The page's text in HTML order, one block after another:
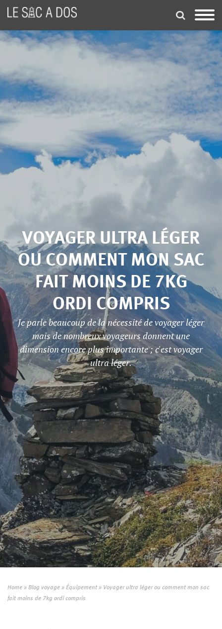
VOYAGER ULTRA LÉGER
OU COMMENT MON SAC
FAIT MOINS DE 7KG
ORDI COMPRIS
Je parle beaucoup de la nécessité de voyager léger
mais de nombreux voyageurs donnent une
dimension encore plus importante ; c'est voyager
ultra léger.
Home » Blog voyage » Équipement » Voyager ultra léger ou comment mon sac
fait moins de 7kg ordi compris